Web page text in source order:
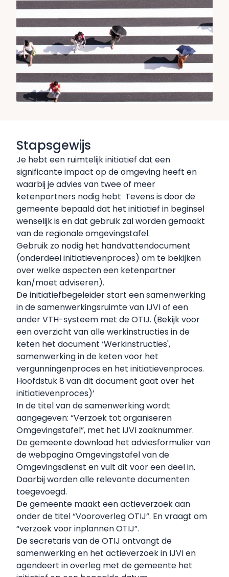
Stapsgewijs
Je hebt een ruimtelijk initiatief dat een
significante impact op de omgeving heeft en
waarbij je advies van twee of meer
ketenpartners nodig hebt Tevens is door de
gemeente bepaald dat het initiatief in beginsel
wenselijk is en dat gebruik zal worden gemaakt
van de regionale omgevingstafel.
Gebruik zo nodig het handvattendocument
(onderdeel initiatievenproces) om te bekijken
over welke aspecten een ketenpartner
kan/moet adviseren).
De initiatiefbegeleider start een samenwerking
in de samenwerkingsruimte van IJVI of een
ander VTH-systeem met de OTIJ. (Bekijk voor
een overzicht van alle werkinstructies in de
keten het document ‘Werkinstructies',
samenwerking in de keten voor het
vergunningenproces en het initiatievenproces.
Hoofdstuk 8 van dit document gaat over het
initiatievenproces)’
In de titel van de samenwerking wordt
aangegeven: “Verzoek tot organiseren
Omgevingstafel”, met het IJVI zaaknummer.
De gemeente download hetadviesformuliervan
de webpagina Omgevingstafel van de
Omgevingsdienst en vult dit voor een deel in.
Daarbij worden alle relevante documenten
toegevoegd.
De gemeente maakt een actieverzoek aan
onder de titel “Vooroverleg OTIJ”. En vraagt om
“verzoek voor inplannen OTIJ”.
De secretaris van de OTIJ ontvangt de
samenwerking en het actieverzoek in IJVI en
agendeert in overleg met de gemeente het